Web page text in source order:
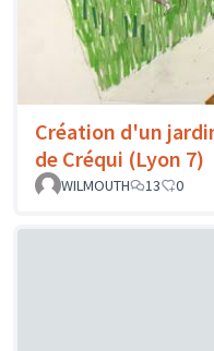
Création d'un
de Créqui (Lyon 7)
WILMOUTH
13 0